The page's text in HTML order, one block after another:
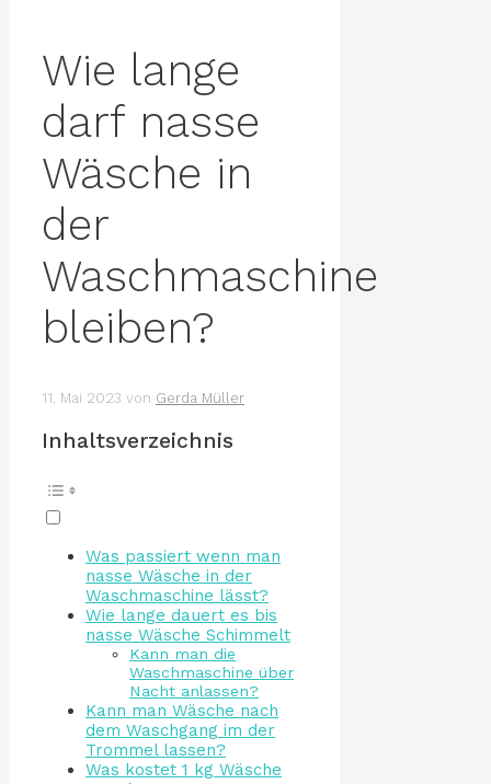
Wie lange
darf nasse
Wäsche in
der
Waschmaschine
bleiben?
11. Mai 2023 von Gerda Müller
Inhaltsverzeichnis
Was passiert wenn man
nasse Wäsche in der
Waschmaschine lässt?
Wie lange dauert es bis
nasse Wäsche Schimmelt
Kann man die
Waschmaschine über
Nacht anlassen?
Kann man Wäsche nach
dem Waschgang im der
Trommel lassen?
Was kostet 1 kg Wäsche